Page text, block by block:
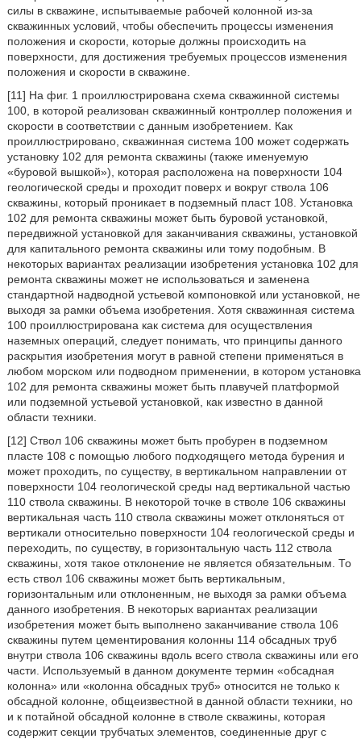
силы в скважине, испытываемые рабочей колонной из-за
скважинных условий, чтобы обеспечить процессы изменения
положения и скорости, которые должны происходить на
поверхности, для достижения требуемых процессов изменения
положения и скорости в скважине.
[11] На фиг. 1 проиллюстрирована схема скважинной системы
100, в которой реализован скважинный контроллер положения и
скорости в соответствии с данным изобретением. Как
проиллюстрировано, скважинная система 100 может содержать
установку 102 для ремонта скважины (также именуемую
«буровой вышкой»), которая расположена на поверхности 104
геологической среды и проходит поверх и вокруг ствола 106
скважины, который проникает в подземный пласт 108. Установка
102 для ремонта скважины может быть буровой установкой,
передвижной установкой для заканчивания скважины, установкой
для капитального ремонта скважины или тому подобным. В
некоторых вариантах реализации изобретения установка 102 для
ремонта скважины может не использоваться и заменена
стандартной надводной устьевой компоновкой или установкой, не
выходя за рамки объема изобретения. Хотя скважинная система
100 проиллюстрирована как система для осуществления
наземных операций, следует понимать, что принципы данного
раскрытия изобретения могут в равной степени применяться в
любом морском или подводном применении, в котором установка
102 для ремонта скважины может быть плавучей платформой
или подземной устьевой установкой, как известно в данной
области техники.
[12] Ствол 106 скважины может быть пробурен в подземном
пласте 108 с помощью любого подходящего метода бурения и
может проходить, по существу, в вертикальном направлении от
поверхности 104 геологической среды над вертикальной частью
110 ствола скважины. В некоторой точке в стволе 106 скважины
вертикальная часть 110 ствола скважины может отклоняться от
вертикали относительно поверхности 104 геологической среды и
переходить, по существу, в горизонтальную часть 112 ствола
скважины, хотя такое отклонение не является обязательным. То
есть ствол 106 скважины может быть вертикальным,
горизонтальным или отклоненным, не выходя за рамки объема
данного изобретения. В некоторых вариантах реализации
изобретения может быть выполнено заканчивание ствола 106
скважины путем цементирования колонны 114 обсадных труб
внутри ствола 106 скважины вдоль всего ствола скважины или его
части. Используемый в данном документе термин «обсадная
колонна» или «колонна обсадных труб» относится не только к
обсадной колонне, общеизвестной в данной области техники, но
и к потайной обсадной колонне в стволе скважины, которая
содержит секции трубчатых элементов, соединенные друг с